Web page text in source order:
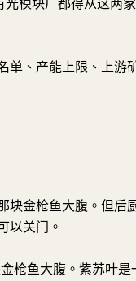
模块厂都得从这两
、产能上限、上游
块金枪鱼大腹。但后
以关门。
枪鱼大腹。紫苏叶